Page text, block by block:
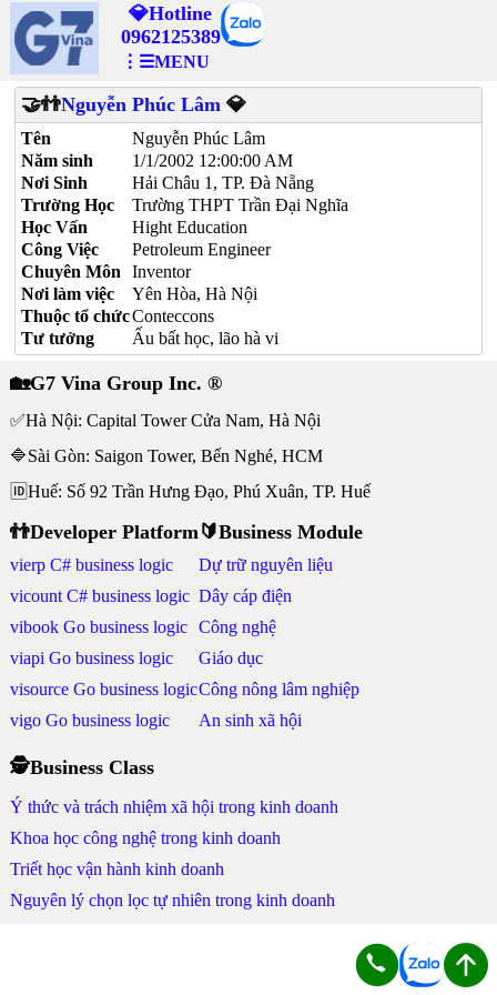
💎Hotline
0962125389
⋮☰MENU
🤝👬Nguyễn Phúc Lâm 💎
Tên
Nguyễn Phúc Lâm
Năm sinh
1/1/2002 12:00:00 AM
Nơi Sinh
Hải Châu 1, TP. Đà Nẵng
Trường Học
Trường THPT Trần Đại Nghĩa
Học Vấn
Hight Education
Công Việc
Petroleum Engineer
Chuyên Môn
Inventor
Nơi làm việc
Yên Hòa, Hà Nội
Thuộc tổ chứcConteccons
Tư tưởng
Ấu bất học, lão hà vi
🏡G7 Vina Group Inc. ®
✅Hà Nội: Capital Tower Cửa Nam, Hà Nội
🔷Sài Gòn: Saigon Tower, Bến Nghé, HCM
🆔Huế: Số 92 Trần Hưng Đạo, Phú Xuân, TP. Huế
👬Developer Platform
vierp C# business logic
vicount C# business logic
vibook Go business logic
viapi Go business logic
visource Go business logic
vigo Go business logic
🔰Business Module
Dự trữ nguyên liệu
Dây cáp điện
Công nghệ
Giáo dục
Công nông lâm nghiệp
An sinh xã hội
🕵Business Class
Ý thức và trách nhiệm xã hội trong kinh doanh
Khoa học công nghệ trong kinh doanh
Triết học vận hành kinh doanh
Nguyên lý chọn lọc tự nhiên trong kinh doanh